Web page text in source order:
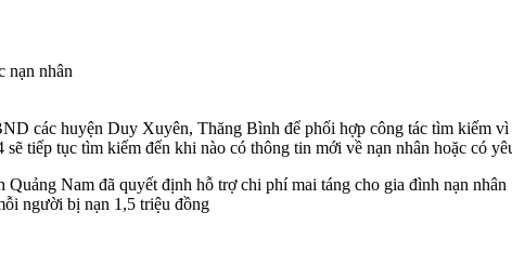
nạn nhân
các huyện Duy Xuyên, Thăng Bình để phối hợp công tác tìm kiếm
tiếp tục tìm kiếm đến khi nào có thông tin mới về nạn nhân hoặc có
Nam đã quyết định hỗ trợ chi phí mai táng cho gia đình nạn
người bị nạn 1,5 triệu đồng